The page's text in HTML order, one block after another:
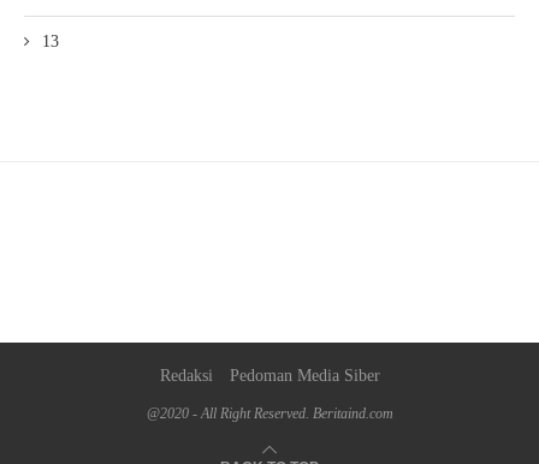
13
Redaksi Pedoman Media Siber
@2020 - All Right Reserved. Beritaind.com